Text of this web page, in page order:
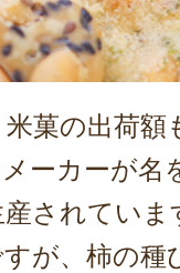
菓の出荷額
ーカーが名
されていま
が、柿の